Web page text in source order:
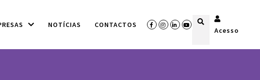
NOTÍCIAS CONTACTOS
Acesso